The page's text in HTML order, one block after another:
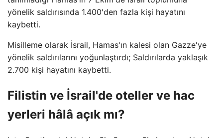
yönelik saldırısında 1.400'den fazla kişi hayatını
kaybetti.
Misilleme olarak İsrail, Hamas'ın kalesi olan Gazze'ye
yönelik saldırılarını yoğunlaştırdı; Saldırılarda yaklaşık
2.700 kişi hayatını kaybetti.
Filistin ve İsrail'de oteller ve hac
yerleri hâlâ açık mı?